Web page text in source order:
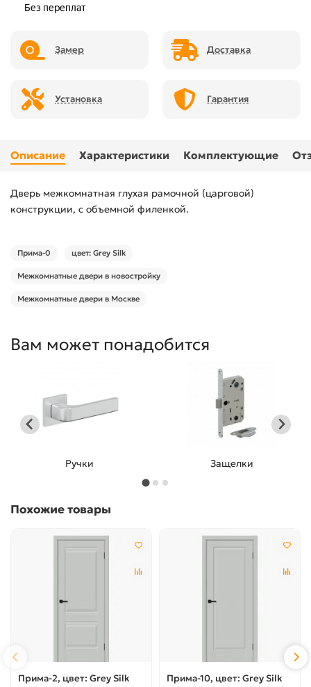
Замер Доставка
Установка Гарантия
Описание Характеристики Комплектующие
Дверь межкомнатная глухая рамочной (царговой)
конструкции, с объемной филенкой.
Прима-0 цвет: Grey Silk
Межкомнатные двери в новостройку
Межкомнатные двери в Москве
Вам может понадобится
Защелки Фиксатор
Похожие товары
Прима-2, цвет: Grey Silk Прима-10, цвет: Grey Silk